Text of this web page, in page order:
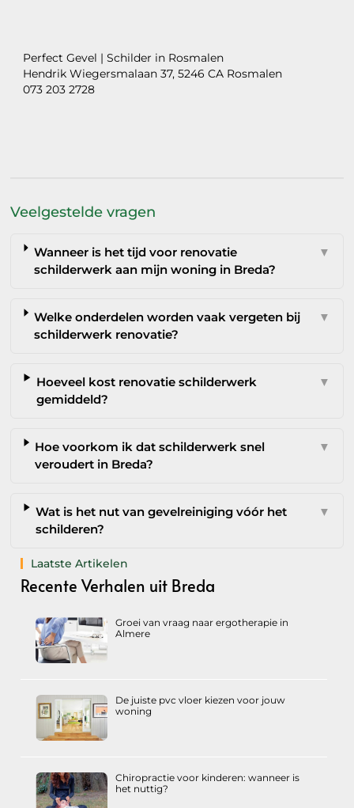
Perfect Gevel | Schilder in Rosmalen
Hendrik Wiegersmalaan 37, 5246 CA Rosmalen
073 203 2728
Veelgestelde vragen
Wanneer is het tijd voor renovatie
schilderwerk aan mijn woning in Breda?
▼
Welke onderdelen worden vaak vergeten bij
schilderwerk renovatie?
▼
Hoeveel kost renovatie schilderwerk
gemiddeld?
▼
Hoe voorkom ik dat schilderwerk snel
veroudert in Breda?
▼
Wat is het nut van gevelreiniging vóór het
schilderen?
▼
Laatste Artikelen
Recente Verhalen uit Breda
Groei van vraag naar ergotherapie in
Almere
De juiste pvc vloer kiezen voor jouw
woning
Chiropractie voor kinderen: wanneer is
het nuttig?